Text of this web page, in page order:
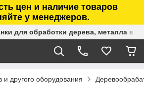
цен и наличие товаров
у менеджеров.
для обработки дерева, металла в
и другого оборудования